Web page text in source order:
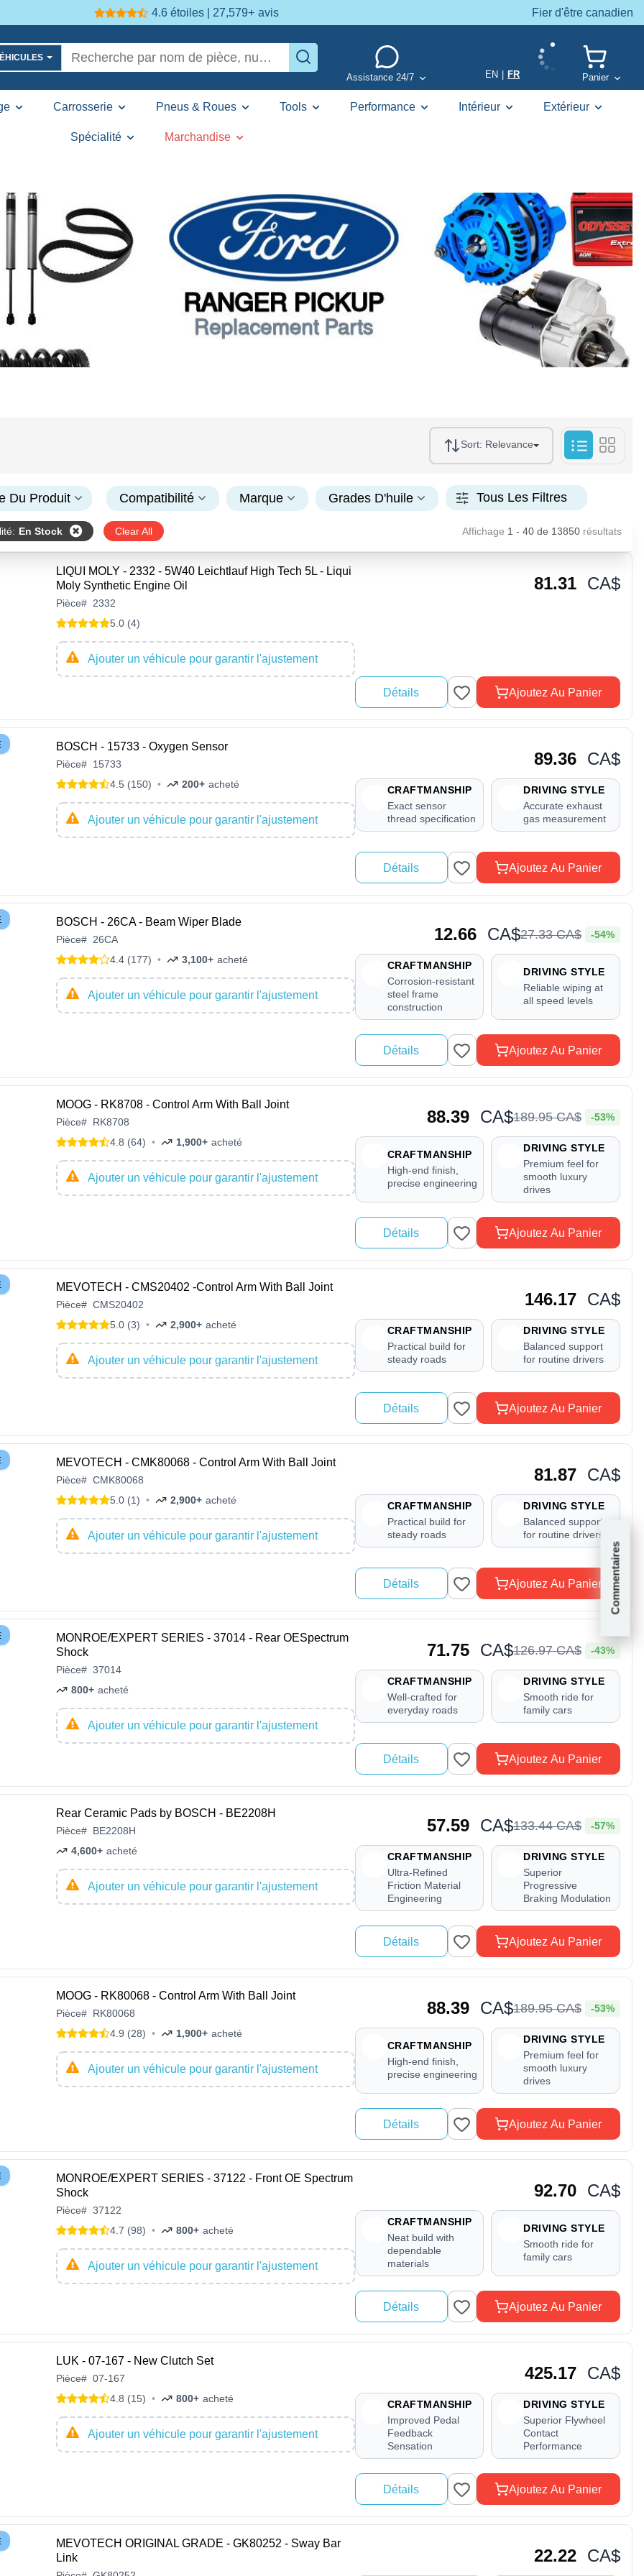
Commentaires
4.6 étoiles | 27,579+ avis Fier d'être canadien
Assistance 24/7 EN FR Panier
Carrosserie Pneus & Roues Tools Performance Intérieur Extérieur
Spécialité Marchandise
Sort: Relevance
Du Produit Compatibilité Marque Grades D'huile Tous Les Filtres
: En Stock Clear All Affichage 1 - 40 de 13850 résultats
LIQUI MOLY - 2332 - 5W40 Leichtlauf High Tech 5L - Liqui
Moly Synthetic Engine Oil
Pièce# 2332
5.0 (4)
Ajouter un véhicule pour garantir l'ajustement
81.31 CA$
Détails Ajoutez Au Panier
BOSCH - 15733 - Oxygen Sensor
Pièce# 15733
4.5 (150) • 200+ acheté
Ajouter un véhicule pour garantir l'ajustement
89.36 CA$
CRAFTMANSHIP
Exact sensor
thread specification
DRIVING STYLE
Accurate exhaust
gas measurement
Détails Ajoutez Au Panier
BOSCH - 26CA - Beam Wiper Blade
Pièce# 26CA
4.4 (177) • 3,100+ acheté
Ajouter un véhicule pour garantir l'ajustement
12.66 CA$27.33CA$ -54%
CRAFTMANSHIP
Corrosion-resistant
steel frame
construction
DRIVING STYLE
Reliable wiping at
all speed levels
Détails Ajoutez Au Panier
MOOG - RK8708 - Control Arm With Ball Joint
Pièce# RK8708
4.8 (64) • 1,900+ acheté
Ajouter un véhicule pour garantir l'ajustement
88.39 CA$189.95CA$ -53%
CRAFTMANSHIP
High-end finish,
precise engineering
DRIVING STYLE
Premium feel for
smooth luxury
drives
Détails Ajoutez Au Panier
MEVOTECH - CMS20402 -Control Arm With Ball Joint
Pièce# CMS20402
5.0 (3) • 2,900+ acheté
Ajouter un véhicule pour garantir l'ajustement
146.17 CA$
CRAFTMANSHIP
Practical build for
steady roads
DRIVING STYLE
Balanced support
for routine drivers
Détails Ajoutez Au Panier
MEVOTECH - CMK80068 - Control Arm With Ball Joint
Pièce# CMK80068
5.0 (1) • 2,900+ acheté
Ajouter un véhicule pour garantir l'ajustement
81.87 CA$
CRAFTMANSHIP
Practical build for
steady roads
DRIVING STYLE
Balanced support
for routine drivers
Détails Ajoutez Au Panier
MONROE/EXPERT SERIES - 37014 - Rear OESpectrum
Shock
Pièce# 37014
800+ acheté
Ajouter un véhicule pour garantir l'ajustement
71.75 CA$126.97CA$ -43%
CRAFTMANSHIP
Well-crafted for
everyday roads
DRIVING STYLE
Smooth ride for
family cars
Détails Ajoutez Au Panier
Rear Ceramic Pads by BOSCH - BE2208H
Pièce# BE2208H
4,600+ acheté
Ajouter un véhicule pour garantir l'ajustement
57.59 CA$133.44CA$ -57%
CRAFTMANSHIP
Ultra-Refined
Friction Material
Engineering
DRIVING STYLE
Superior
Progressive
Braking Modulation
Détails Ajoutez Au Panier
MOOG - RK80068 - Control Arm With Ball Joint
Pièce# RK80068
4.9 (28) • 1,900+ acheté
Ajouter un véhicule pour garantir l'ajustement
88.39 CA$189.95CA$ -53%
CRAFTMANSHIP
High-end finish,
precise engineering
DRIVING STYLE
Premium feel for
smooth luxury
drives
Détails Ajoutez Au Panier
MONROE/EXPERT SERIES - 37122 - Front OE Spectrum
Shock
Pièce# 37122
4.7 (98) • 800+ acheté
Ajouter un véhicule pour garantir l'ajustement
92.70 CA$
CRAFTMANSHIP
Neat build with
dependable
materials
DRIVING STYLE
Smooth ride for
family cars
Détails Ajoutez Au Panier
LUK - 07-167 - New Clutch Set
Pièce# 07-167
4.8 (15) • 800+ acheté
Ajouter un véhicule pour garantir l'ajustement
425.17 CA$
CRAFTMANSHIP
Improved Pedal
Feedback
Sensation
DRIVING STYLE
Superior Flywheel
Contact
Performance
Détails Ajoutez Au Panier
MEVOTECH ORIGINAL GRADE - GK80252 - Sway Bar
Link
22.22 CA$